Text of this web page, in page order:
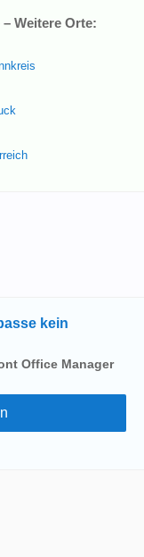
Weitere Orte:
kein
Office Manager